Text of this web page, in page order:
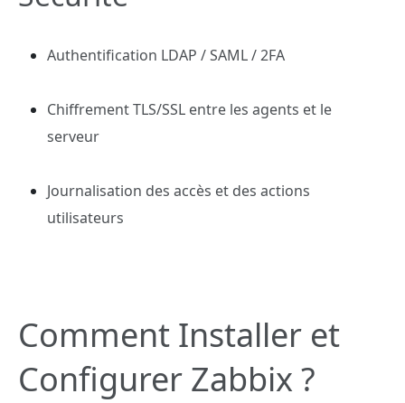
Authentification LDAP / SAML / 2FA
Chiffrement TLS/SSL entre les agents et le
serveur
Journalisation des accès et des actions
utilisateurs
Comment Installer et
Configurer Zabbix ?